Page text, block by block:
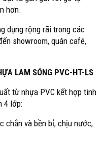
hơn.
dụng rộng rãi trong các
showroom, quán café,
LAM SÓNG PVC-HT-LS
từ nhựa PVC kết hợp tinh
4 lớp:
chắn và bền bỉ, chịu nước,